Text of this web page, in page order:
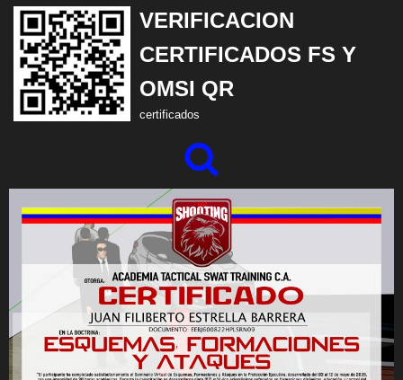
Saltar
al
contenido
VERIFICACION
CERTIFICADOS FS Y
OMSI QR
certificados